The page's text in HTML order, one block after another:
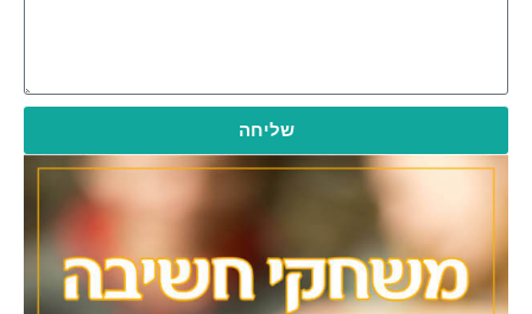
שליחה